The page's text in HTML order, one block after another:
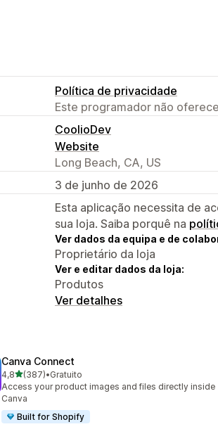
Política de privacidade
Este programador não
CoolioDev
Website
Long Beach, CA, US
3 de junho de 2026
Esta aplicação necessita de
sua loja. Saiba porquê na
Ver dados da equipa e de
Proprietário da loja
Ver e editar dados da loja:
Produtos
Ver detalhes
Canva Connect
4,8de 5 estrelas
(387)
387 total de avaliações
•Gratuito
Access your product images and files directly inside
Canva
Built for Shopify